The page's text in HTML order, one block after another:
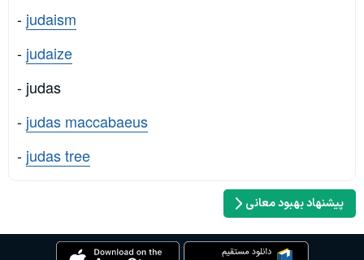
- judaism
- judaize
- judas
- judas maccabaeus
- judas tree
پیشنهاد بهبود معانی